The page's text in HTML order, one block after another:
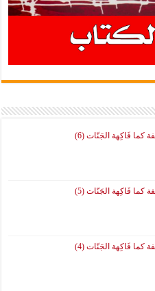
كما فَاكِهة الجَنّات (6)
كما فَاكِهة الجَنّات (5)
كما فَاكِهة الجَنّات (4)